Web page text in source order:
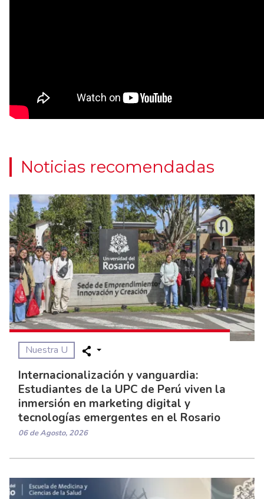
Noticias recomendadas
Nuestra U
Internacionalización y vanguardia:
Estudiantes de la UPC de Perú viven la
inmersión en marketing digital y
tecnologías emergentes en el Rosario
06 de Agosto, 2026